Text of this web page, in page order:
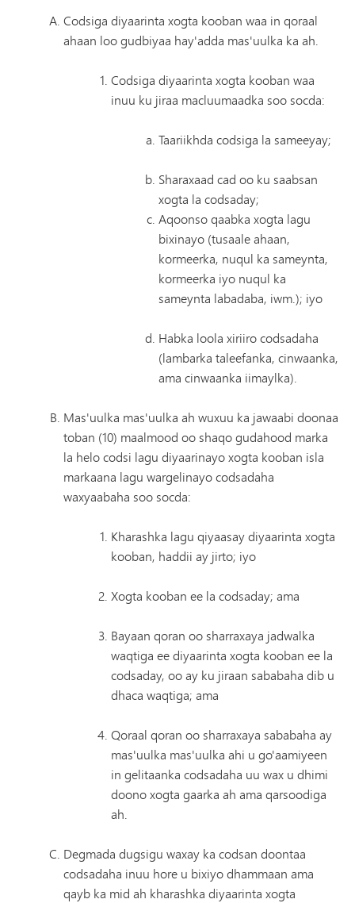
Codsiga diyaarinta xogta kooban waa in qoraal
ahaan loo gudbiyaa hay'adda mas'uulka ka ah.
Codsiga diyaarinta xogta kooban waa
inuu ku jiraa macluumaadka soo socda:
Taariikhda codsiga la sameeyay;
Sharaxaad cad oo ku saabsan
xogta la codsaday;
Aqoonso qaabka xogta lagu
bixinayo (tusaale ahaan,
kormeerka, nuqul ka sameynta,
kormeerka iyo nuqul ka
sameynta labadaba, iwm.); iyo
Habka loola xiriiro codsadaha
(lambarka taleefanka, cinwaanka,
ama cinwaanka iimaylka).
Mas'uulka mas'uulka ah wuxuu ka jawaabi doonaa
toban (10) maalmood oo shaqo gudahood marka
la helo codsi lagu diyaarinayo xogta kooban isla
markaana lagu wargelinayo codsadaha
waxyaabaha soo socda:
Kharashka lagu qiyaasay diyaarinta xogta
kooban, haddii ay jirto; iyo
Xogta kooban ee la codsaday; ama
Bayaan qoran oo sharraxaya jadwalka
waqtiga ee diyaarinta xogta kooban ee la
codsaday, oo ay ku jiraan sababaha dib u
dhaca waqtiga; ama
Qoraal qoran oo sharraxaya sababaha ay
mas'uulka mas'uulka ahi u go'aamiyeen
in gelitaanka codsadaha uu wax u dhimi
doono xogta gaarka ah ama qarsoodiga
ah.
Degmada dugsigu waxay ka codsan doontaa
codsadaha inuu hore u bixiyo dhammaan ama
qayb ka mid ah kharashka diyaarinta xogta